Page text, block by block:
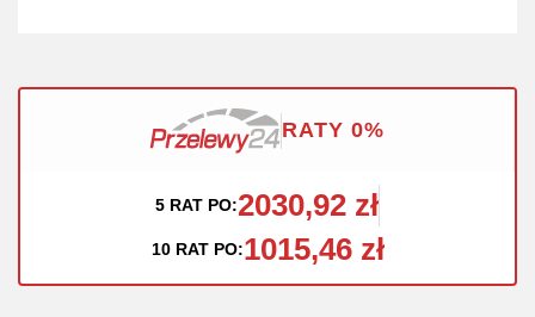
RATY 0%
5 RAT PO:2030,92 zł
10 RAT PO:1015,46 zł